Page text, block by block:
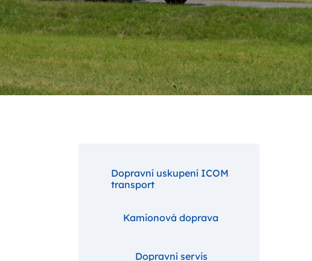
Dopravní uskupení ICOM
transport
Kamionová doprava
Dopravní servis